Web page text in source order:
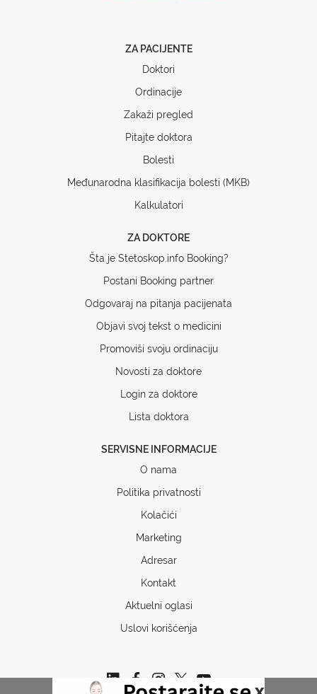
ZA PACIJENTE
Doktori
Ordinacije
Zakaži pregled
Pitajte doktora
Bolesti
Međunarodna klasifikacija bolesti (MKB)
Kalkulatori
ZA DOKTORE
Šta je Stetoskop.info Booking?
Postani Booking partner
Odgovaraj na pitanja pacijenata
Objavi svoj tekst o medicini
Promoviši svoju ordinaciju
Novosti za doktore
Login za doktore
Lista doktora
SERVISNE INFORMACIJE
O nama
Politika privatnosti
Kolačići
Marketing
Adresar
Kontakt
Aktuelni oglasi
Uslovi korišćenja